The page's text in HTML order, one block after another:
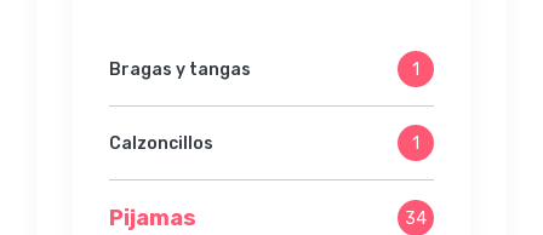
Bragas y tangas 1
Calzoncillos 1
Pijamas 34